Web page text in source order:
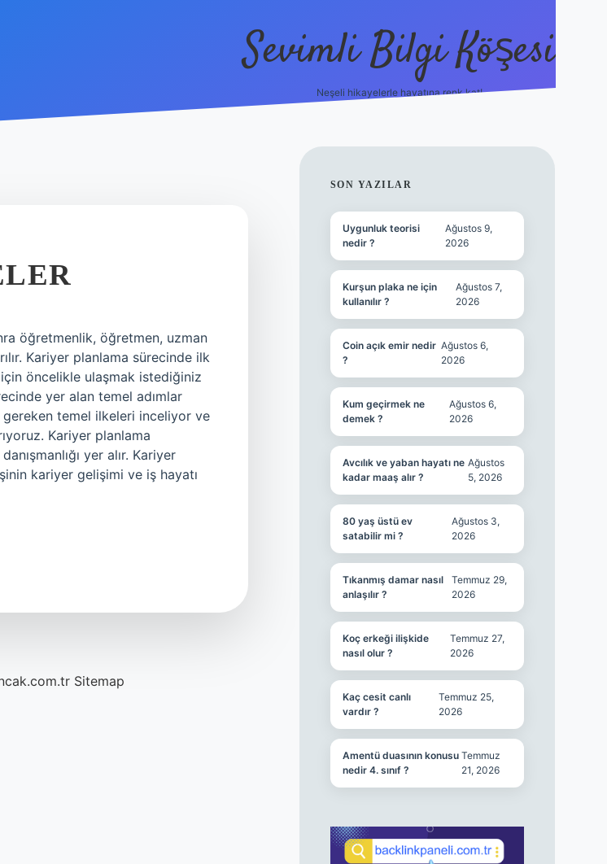
Sevimli Bilgi Köşesi
Neşeli hikayelerle hayatına renk kat!
öğretmenlik, öğretmen, uzman
Kariyer planlama sürecinde ilk
öncelikle ulaşmak istediğiniz
yer alan temel adımlar
gereken temel ilkeleri inceliyor ve
Kariyer planlama
yer alır. Kariyer
kariyer gelişimi ve iş hayatı
Sitemap
SIDEBAR
SON YAZILAR
Uygunluk teorisi
nedir ?
Ağustos 9,
2026
Kurşun plaka ne için
kullanılır ?
Ağustos 7,
2026
Coin açık emir nedir
?
Ağustos 6,
2026
Kum geçirmek ne
demek ?
Ağustos 6,
2026
Avcılık ve yaban hayatı ne
kadar maaş alır ?
Ağustos
5, 2026
80 yaş üstü ev
satabilir mi ?
Ağustos 3,
2026
Tıkanmış damar nasıl
anlaşılır ?
Temmuz 29,
2026
Koç erkeği ilişkide
nasıl olur ?
Temmuz 27,
2026
Kaç cesit canlı
vardır ?
Temmuz 25,
2026
Amentü duasının konusu
nedir 4. sınıf ?
Temmuz
21, 2026
hiltonbet güncel giriş